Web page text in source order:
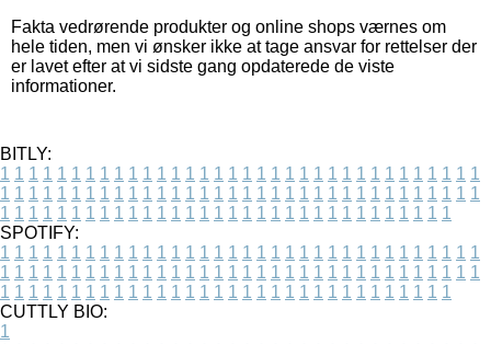
Fakta vedrørende produkter og online shops værnes om
hele tiden, men vi ønsker ikke at tage ansvar for rettelser der
er lavet efter at vi sidste gang opdaterede de viste
informationer.
BITLY:
1 1 1 1 1 1 1 1 1 1 1 1 1 1 1 1 1 1 1 1 1 1 1 1 1 1 1 1 1 1 1 1 1 1
1 1 1 1 1 1 1 1 1 1 1 1 1 1 1 1 1 1 1 1 1 1 1 1 1 1 1 1 1 1 1 1 1 1
1 1 1 1 1 1 1 1 1 1 1 1 1 1 1 1 1 1 1 1 1 1 1 1 1 1 1 1 1 1 1 1
SPOTIFY:
1 1 1 1 1 1 1 1 1 1 1 1 1 1 1 1 1 1 1 1 1 1 1 1 1 1 1 1 1 1 1 1 1 1
1 1 1 1 1 1 1 1 1 1 1 1 1 1 1 1 1 1 1 1 1 1 1 1 1 1 1 1 1 1 1 1 1 1
1 1 1 1 1 1 1 1 1 1 1 1 1 1 1 1 1 1 1 1 1 1 1 1 1 1 1 1 1 1 1 1
CUTTLY BIO:
1